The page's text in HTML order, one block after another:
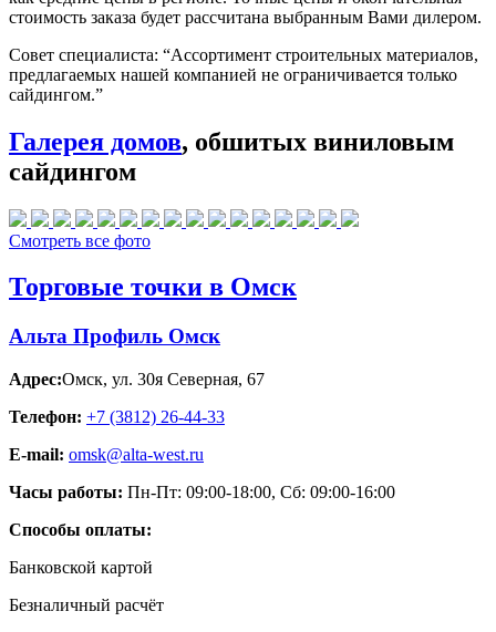
стоимость заказа будет рассчитана выбранным Вами дилером.
Совет специалиста: “Ассортимент строительных материалов,
предлагаемых нашей компанией не ограничивается только
сайдингом.”
Галерея домов, обшитых виниловым
сайдингом
Смотреть все фото
Торговые точки в Омск
Альта Профиль Омск
Адрес:Омск, ул. 30я Северная, 67
Телефон: +7 (3812) 26‑44-33
E-mail: omsk@alta-west.ru
Часы работы: Пн-Пт: 09:00-18:00, Сб: 09:00-16:00
Способы оплаты:
Банковской картой
Безналичный расчёт